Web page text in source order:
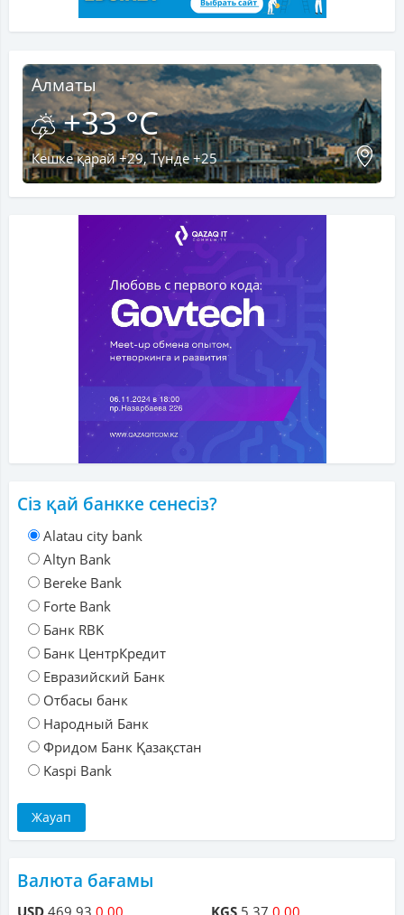
Алматы
+33 °C
Кешке қарай +29, Түнде +25
Сіз қай банкке сенесіз?
Alatau city bank
Altyn Bank
Bereke Bank
Forte Bank
Банк RBK
Банк ЦентрКредит
Евразийский Банк
Отбасы банк
Народный Банк
Фридом Банк Қазақстан
Kaspi Bank
Валюта бағамы